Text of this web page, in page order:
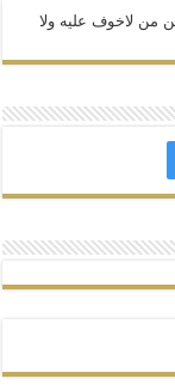
من لاخوف عليه ولا